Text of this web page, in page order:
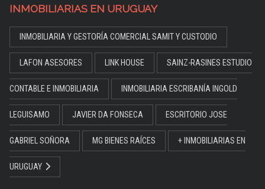
INMOBILIARIAS EN URUGUAY
INMOBILIARIA Y GESTORÍA COMERCIAL SAMIT Y CUSTODIO
LAFON ASESORES LINK HOUSE SAINZ-RASINES ESTUDIO
CONTABLE E INMOBILIARIA INMOBILIARIA ESCRIBANÍA INGOLD
LEGUISAMO JAVIER DA FONSECA ESCRITORIO JOSE
GABRIEL SOÑORA MG BIENES RAÍCES + INMOBILIARIAS EN
URUGUAY